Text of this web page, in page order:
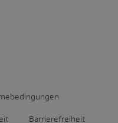
Barrierefreiheit